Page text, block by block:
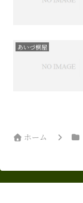
あいづ桐屋
ホーム